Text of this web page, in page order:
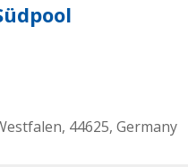
, 44625, Germany